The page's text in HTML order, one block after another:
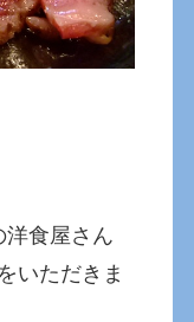
洋食屋さん
いただきま